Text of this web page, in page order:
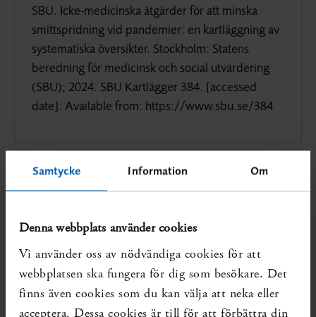
Samtycke Information Om
Denna webbplats använder cookies
Vi använder oss av nödvändiga cookies för att
webbplatsen ska fungera för dig som besökare. Det
finns även cookies som du kan välja att neka eller
acceptera. Dessa cookies är till för att förbättra din
SBU. Icke-medicinska åtgärder för att minska
smittspridning vid pandemier: en kartläggning av
systematiska översikter. Stockholm: Statens
beredning för medicinsk och social utvärdering
(SBU); 2024. SBU Kartlägger 384. [accessed
date]. Available from: https://www.sbu.se/384
Interaktiv karta: Icke-medicinska åtgärder
för att minska smittspridning vid
pandemier